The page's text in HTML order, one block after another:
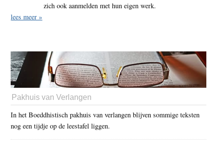
zich ook aanmelden met hun eigen werk.
lees meer »
Pakhuis van Verlangen
In het Boeddhistisch pakhuis van verlangen blijven sommige teksten
nog een tijdje op de leestafel liggen.